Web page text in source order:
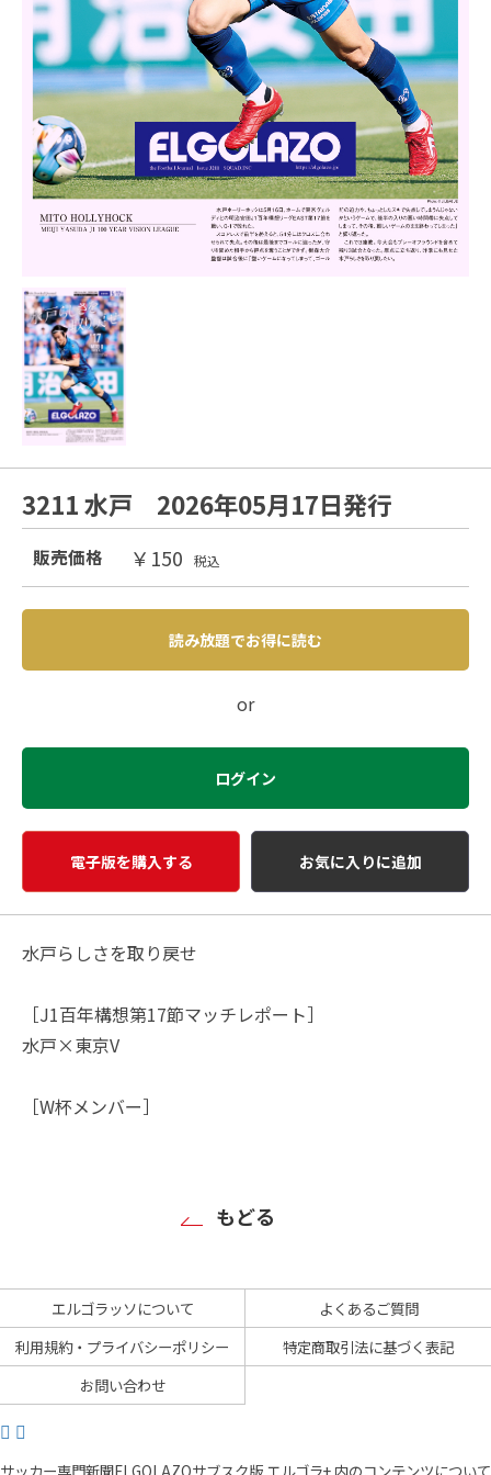
3211 水戸 2026年05月17日発行
販売価格 ￥150 税込
読み放題でお得に読む
or
ログイン
電子版を購入する お気に入りに追加
水戸らしさを取り戻せ
［J1百年構想第17節マッチレポート］
水戸×東京V
［W杯メンバー］
もどる
エルゴラッソについて
よくあるご質問
利用規約・プライバシーポリシー
特定商取引法に基づく表記
お問い合わせ
サッカー専門新聞ELGOLAZOサブスク版 エルゴラ+ 内のコンテンツについて